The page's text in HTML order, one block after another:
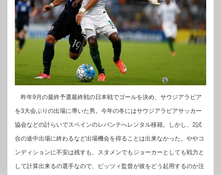
昨年9月の最終予選最終戦の日本戦でゴールを決め、サウジアラビア
を3大会ぶりの出場に導いた男。今年の冬にはサウジアラビアサッカー
協会などの計らいでスペインのレバンテへレンタル移籍。しかし、2試
合の途中出場に終わるなど出場機会を得ることは出来なかった。ややコ
ンディションに不安は残すも、スタメンでもジョーカーとしても戦力と
して計算出来るの選手なので、ピッツィ監督が彼をどう起用するのか注